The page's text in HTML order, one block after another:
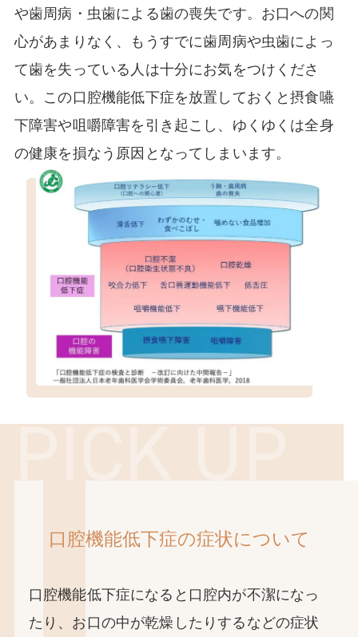
や歯周病・虫歯による歯の喪失です。お口への関
心があまりなく、もうすでに歯周病や虫歯によっ
て歯を失っている人は十分にお気をつけくださ
い。この口腔機能低下症を放置しておくと摂食嚥
下障害や咀嚼障害を引き起こし、ゆくゆくは全身
の健康を損なう原因となってしまいます。
口腔機能低下症の症状について
口腔機能低下症になると口腔内が不潔になっ
たり、お口の中が乾燥したりするなどの症状